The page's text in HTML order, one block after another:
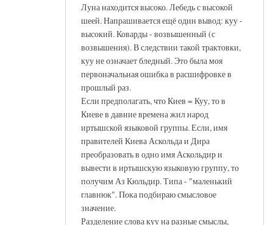
Луна находится высоко. Лебедь с высокой
шеей. Напрашивается ещё один вывод: куу -
высокий. Коварды - возвышенный (с
возвышения). В следствии такой трактовки,
куу не означает бледный. Это была моя
первоначальная ошибка в расшифровке в
прошлый раз.
Если предполагать, что Киев = Куу, то в
Киеве в давние времена жил народ
иртышской языковой группы. Если, имя
правителей Киева Аскольда и Дира
преобразовать в одно имя Аскольдир и
вывести в иртышскую языковую группу, то
получим Аз Кюльдир. Типа - "маленький
главнюк". Пока подбираю смысловое
значение.
Разделение слова куу на разные смыслы,